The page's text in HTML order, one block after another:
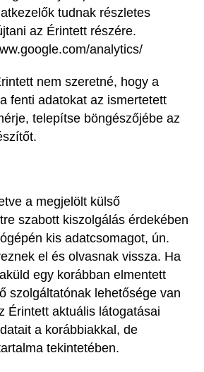
tudnak részletes
az Érintett részére.
analytics/
nem szeretné, hogy a
fenti adatokat az ismertetett
telepítse böngészőjébe az
a megjelölt külső
szabott kiszolgálás érdekében
kis adatcsomagot, ún.
el és olvasnak vissza. Ha
egy korábban elmentett
szolgáltatónak lehetősége van
Érintett aktuális látogatásai
a korábbiakkal, de
tekintetében.